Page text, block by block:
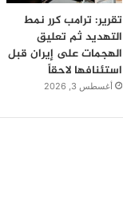
تقرير: ترامب كرر نمط
التهديد ثم تعليق
الهجمات على إيران قبل
استئنافها لاحقاً
أغسطس 3, 2026